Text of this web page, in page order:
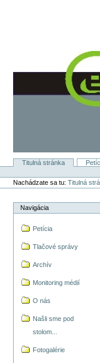
Titulná stránka
Osobné
nástroje
Nachádzate sa tu: Titulná
Navigácia
Petícia
Tlačové správy
Archív
Monitoring médií
O nás
Našli sme pod
stolom...
Fotogalérie